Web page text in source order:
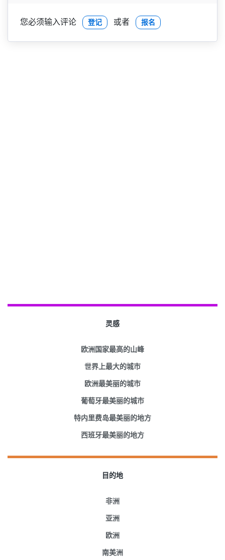
您必须输入评论 登记 或者 报名
灵感
欧洲国家最高的山峰
世界上最大的城市
欧洲最美丽的城市
葡萄牙最美丽的城市
特内里费岛最美丽的地方
西班牙最美丽的地方
目的地
非洲
亚洲
欧洲
南美洲